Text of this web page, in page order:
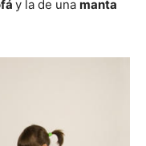
y la de una manta